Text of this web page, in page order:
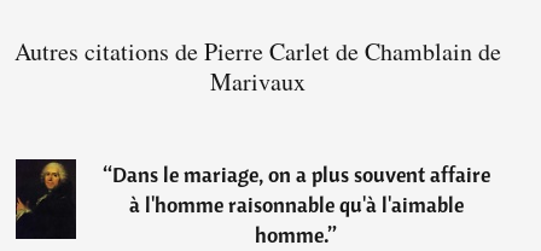
Autres citations de Pierre Carlet de Chamblain de
Marivaux
“Dans le mariage, on a plus souvent affaire
à l'homme raisonnable qu'à l'aimable
homme.”